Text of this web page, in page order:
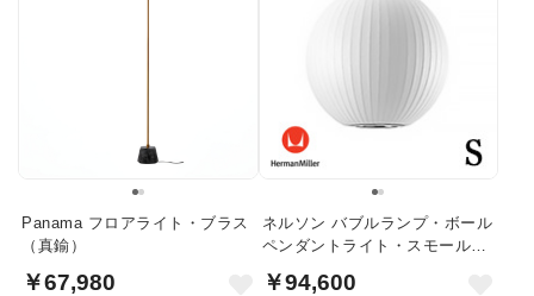
Panama フロアライト・ブラス
（真鍮）
￥67,980
ネルソン バブルランプ・ボール
ペンダントライト・スモール｜
￥94,600